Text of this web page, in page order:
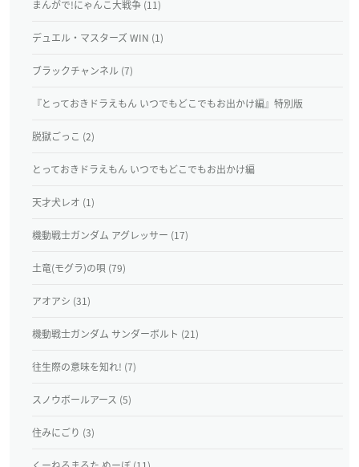
まんがで!にゃんこ大戦争 (11)
デュエル・マスターズ WIN (1)
ブラックチャンネル (7)
『とっておきドラえもん いつでもどこでもお出かけ編』特別版
脱獄ごっこ (2)
とっておきドラえもん いつでもどこでもお出かけ編
天才犬レオ (1)
機動戦士ガンダム アグレッサー (17)
土竜(モグラ)の唄 (79)
アオアシ (31)
機動戦士ガンダム サンダーボルト (21)
往生際の意味を知れ! (7)
スノウボールアース (5)
住みにごり (3)